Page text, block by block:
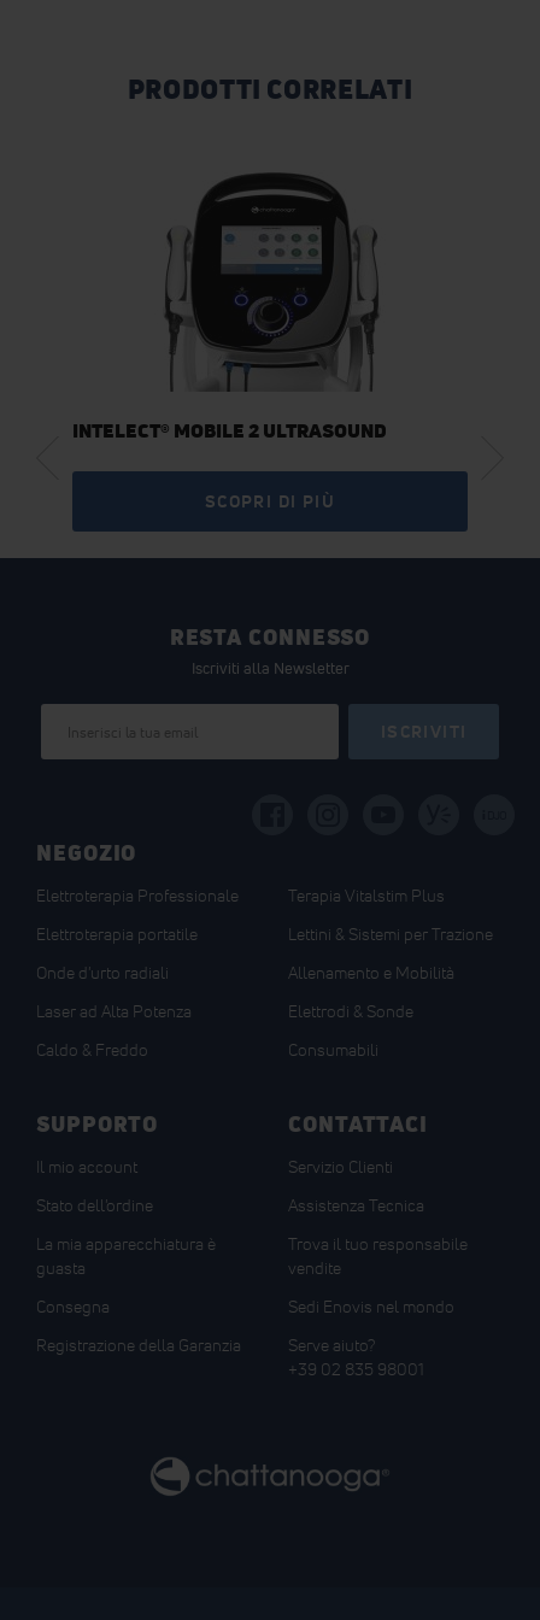
PRODOTTI CORRELATI
INTELECT® MOBILE 2 ULTRASOUND
SCOPRI DI PIÙ
RESTA CONNESSO
Iscriviti alla Newsletter
alla
ISCRIVITI
NEGOZIO
Elettroterapia Professionale
Elettroterapia portatile
Onde d'urto radiali
Laser ad Alta Potenza
Caldo & Freddo
Terapia Vitalstim Plus
Lettini & Sistemi per Trazione
Allenamento e Mobilità
Elettrodi & Sonde
Consumabili
SUPPORTO
Il mio account
Stato dell'ordine
La mia apparecchiatura è
guasta
Consegna
Registrazione della Garanzia
CONTATTACI
Servizio Clienti
Assistenza Tecnica
Trova il tuo responsabile
vendite
Sedi Enovis nel mondo
Serve aiuto?
+39 02 835 98001